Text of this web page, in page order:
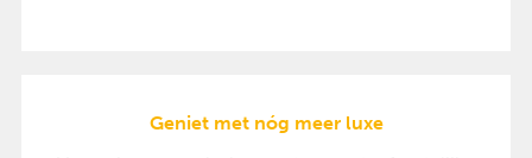
Geniet met nóg meer luxe